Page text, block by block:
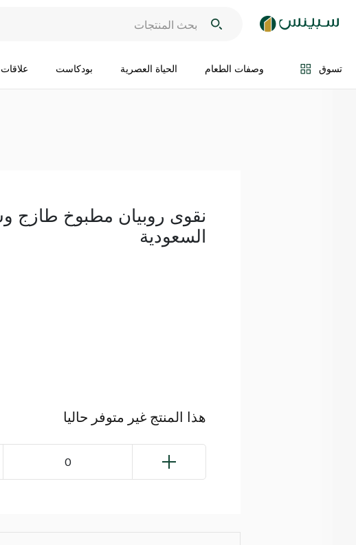
تسوق وصفات الطعام الحياة العصرية بودكاست
اضف الى السلة
نقوى روبيان مطبوخ طازج
السعودية
هذا المنتج غير متوفر حاليا
0